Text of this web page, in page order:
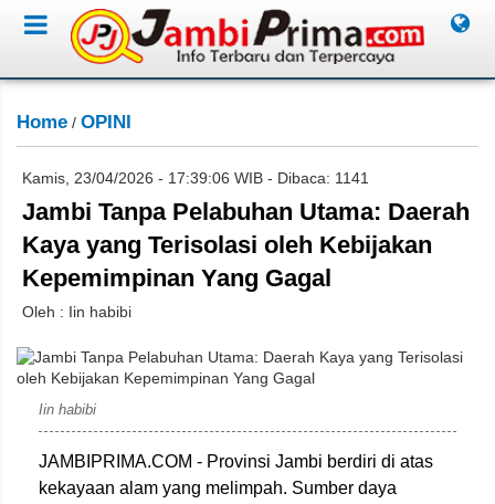
Home / OPINI
Kamis, 23/04/2026 - 17:39:06 WIB - Dibaca: 1141
Jambi Tanpa Pelabuhan Utama: Daerah
Kaya yang Terisolasi oleh Kebijakan
Kepemimpinan Yang Gagal
Oleh : Iin habibi
Iin habibi
JAMBIPRIMA.COM - Provinsi Jambi berdiri di atas
kekayaan alam yang melimpah. Sumber daya